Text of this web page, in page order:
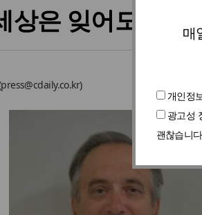
매
개인정
광고성
괜찮습니
상은 잊어도 하나
press@cdaily.co.kr)